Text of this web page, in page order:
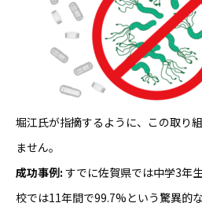
堀江氏が指摘するように、この取り
ません。
成功事例: すでに佐賀県では中学3年
校では11年間で99.7%という驚異的